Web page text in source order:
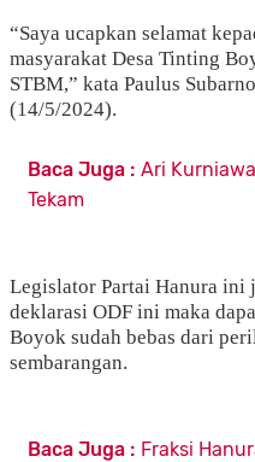
“Saya ucapkan selamat
masyarakat Desa Tinting
STBM,” kata Paulus
(14/5/2024).
Baca Juga : Ari
Tekam
Legislator Partai Hanura ini
deklarasi ODF ini maka
Boyok sudah bebas dari
sembarangan.
Baca Juga : Fraksi